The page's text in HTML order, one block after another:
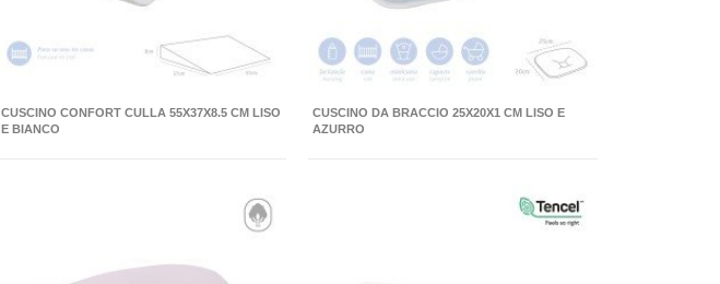
CUSCINO CONFORT CULLA 55X37X8.5 CM LISO
E BIANCO
CUSCINO DA BRACCIO 25X20X1 CM LISO E
AZURRO